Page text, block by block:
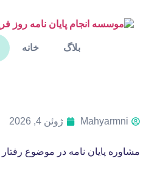
خانه بلاگ
Mahyarmni ژوئن 4, 2026
مشاوره پایان نامه در موضوع